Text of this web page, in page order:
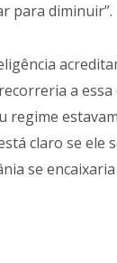
para diminuir”.
a essa
regime
claro se ele
se